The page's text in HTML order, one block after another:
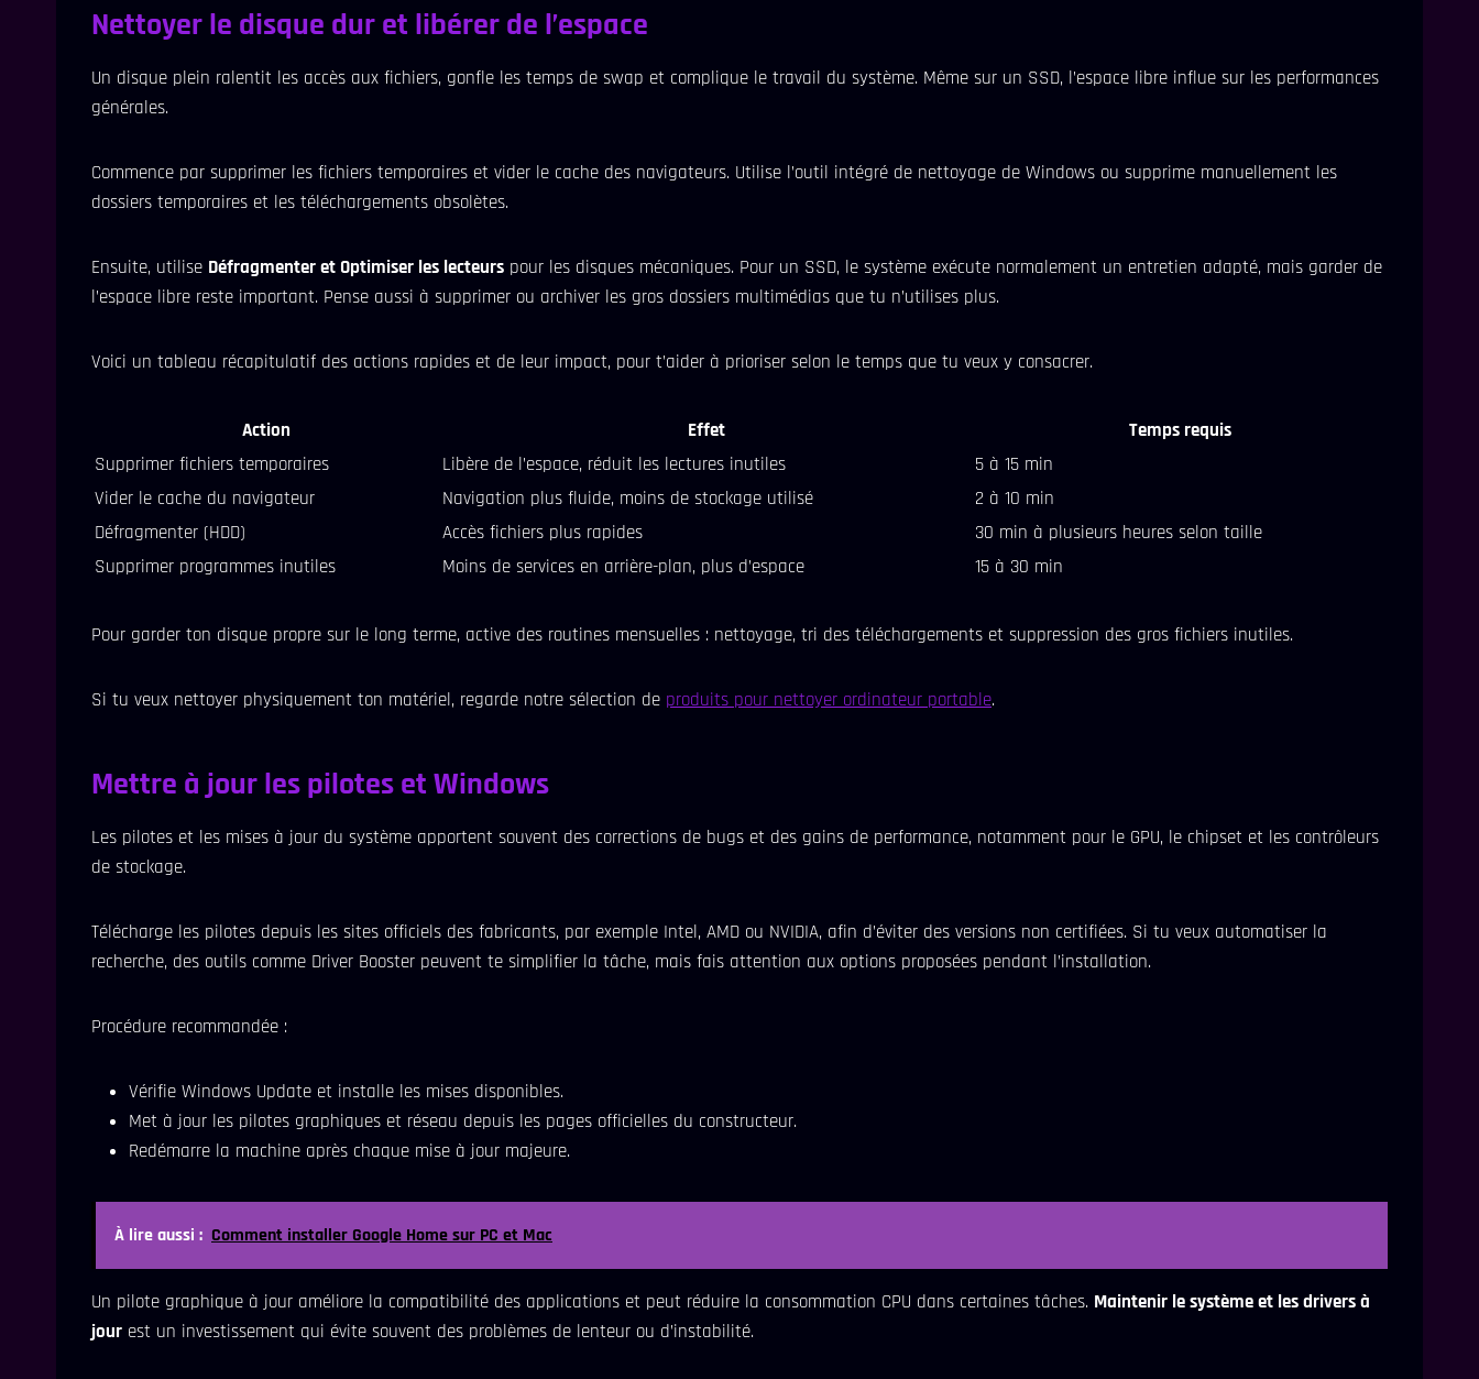
Nettoyer le disque dur et libérer de l’espace
Un disque plein ralentit les accès aux fichiers, gonfle les temps de swap et complique le travail du système. Même sur un SSD, l’espace libre influe sur les performances
générales.
Commence par supprimer les fichiers temporaires et vider le cache des navigateurs. Utilise l’outil intégré de nettoyage de Windows ou supprime manuellement les
dossiers temporaires et les téléchargements obsolètes.
Ensuite, utilise Défragmenter et Optimiser les lecteurs pour les disques mécaniques. Pour un SSD, le système exécute normalement un entretien adapté, mais garder de
l’espace libre reste important. Pense aussi à supprimer ou archiver les gros dossiers multimédias que tu n’utilises plus.
Voici un tableau récapitulatif des actions rapides et de leur impact, pour t’aider à prioriser selon le temps que tu veux y consacrer.
Action Effet
Temps requis
Supprimer fichiers temporaires
Libère de l’espace, réduit les lectures inutiles
5 à 15 min
Vider le cache du navigateur
Navigation plus fluide, moins de stockage utilisé
2 à 10 min
Défragmenter (HDD)
Accès fichiers plus rapides
30 min à plusieurs heures selon taille
Supprimer programmes inutiles
Moins de services en arrière-plan, plus d’espace 15 à 30 min
Pour garder ton disque propre sur le long terme, active des routines mensuelles : nettoyage, tri des téléchargements et suppression des gros fichiers inutiles.
Si tu veux nettoyer physiquement ton matériel, regarde notre sélection de produits pour nettoyer ordinateur portable.
Mettre à jour les pilotes et Windows
Les pilotes et les mises à jour du système apportent souvent des corrections de bugs et des gains de performance, notamment pour le GPU, le chipset et les contrôleurs
de stockage.
Télécharge les pilotes depuis les sites officiels des fabricants, par exemple Intel, AMD ou NVIDIA, afin d’éviter des versions non certifiées. Si tu veux automatiser la
recherche, des outils comme Driver Booster peuvent te simplifier la tâche, mais fais attention aux options proposées pendant l’installation.
Procédure recommandée :
Vérifie Windows Update et installe les mises disponibles.
Met à jour les pilotes graphiques et réseau depuis les pages officielles du constructeur.
Redémarre la machine après chaque mise à jour majeure.
À lire aussi : Comment installer Google Home sur PC et Mac
Un pilote graphique à jour améliore la compatibilité des applications et peut réduire la consommation CPU dans certaines tâches. Maintenir le système et les drivers à
jour est un investissement qui évite souvent des problèmes de lenteur ou d’instabilité.